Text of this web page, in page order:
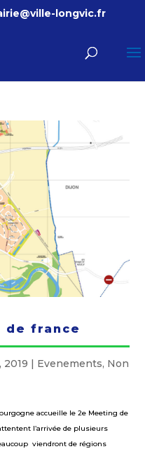
longvic.fr
de france
2019 | Evenements, Non
accueille le 2e Meeting de
l’arrivée de plusieurs
viendront de régions